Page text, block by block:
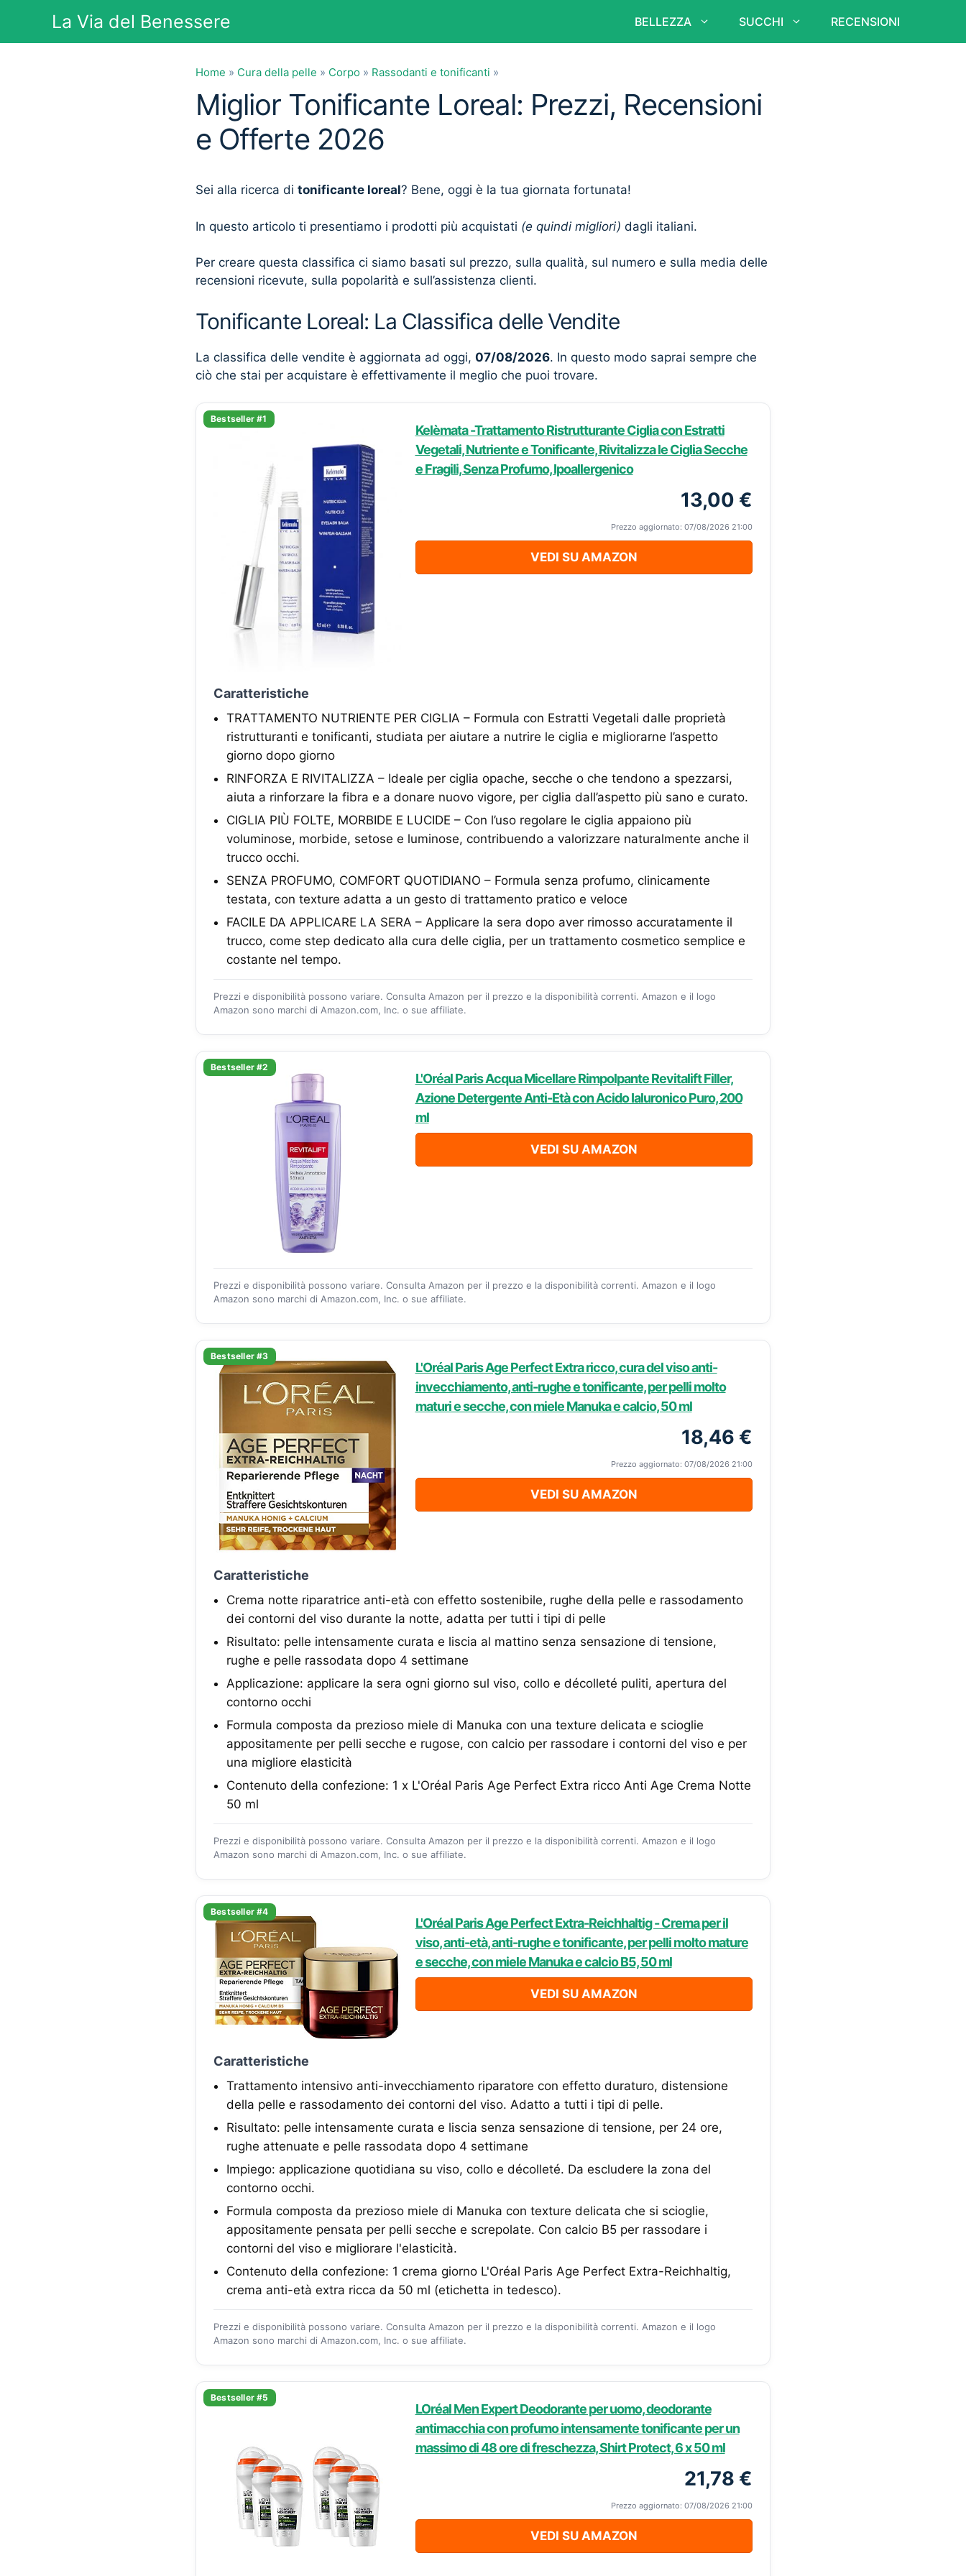
contenuto
La Via del Benessere BELLEZZA SUCCHI RECENSIONI
Home » Cura della pelle » Corpo » Rassodanti e tonificanti »
Miglior Tonificante Loreal: Prezzi, Recensioni
e Offerte 2026
Sei alla ricerca di tonificante loreal? Bene, oggi è la tua giornata fortunata!
In questo articolo ti presentiamo i prodotti più acquistati (e quindi migliori) dagli italiani.
Per creare questa classifica ci siamo basati sul prezzo, sulla qualità, sul numero e sulla media delle
recensioni ricevute, sulla popolarità e sull’assistenza clienti.
Tonificante Loreal: La Classifica delle Vendite
La classifica delle vendite è aggiornata ad oggi, 07/08/2026. In questo modo saprai sempre che
ciò che stai per acquistare è effettivamente il meglio che puoi trovare.
Bestseller #1
Kelèmata -Trattamento Ristrutturante Ciglia con Estratti
Vegetali, Nutriente e Tonificante, Rivitalizza le Ciglia Secche
e Fragili, Senza Profumo, Ipoallergenico
13,00 €
Prezzo aggiornato: 07/08/2026 21:00
VEDI SU AMAZON
Caratteristiche
TRATTAMENTO NUTRIENTE PER CIGLIA – Formula con Estratti Vegetali dalle proprietà
ristrutturanti e tonificanti, studiata per aiutare a nutrire le ciglia e migliorarne l’aspetto
giorno dopo giorno
RINFORZA E RIVITALIZZA – Ideale per ciglia opache, secche o che tendono a spezzarsi,
aiuta a rinforzare la fibra e a donare nuovo vigore, per ciglia dall’aspetto più sano e curato.
CIGLIA PIÙ FOLTE, MORBIDE E LUCIDE – Con l’uso regolare le ciglia appaiono più
voluminose, morbide, setose e luminose, contribuendo a valorizzare naturalmente anche il
trucco occhi.
SENZA PROFUMO, COMFORT QUOTIDIANO – Formula senza profumo, clinicamente
testata, con texture adatta a un gesto di trattamento pratico e veloce
FACILE DA APPLICARE LA SERA – Applicare la sera dopo aver rimosso accuratamente il
trucco, come step dedicato alla cura delle ciglia, per un trattamento cosmetico semplice e
costante nel tempo.
Prezzi e disponibilità possono variare. Consulta Amazon per il prezzo e la disponibilità correnti. Amazon e il logo
Amazon sono marchi di Amazon.com, Inc. o sue affiliate.
Bestseller #2
L'Oréal Paris Acqua Micellare Rimpolpante Revitalift Filler,
Azione Detergente Anti-Età con Acido Ialuronico Puro, 200
ml
VEDI SU AMAZON
Prezzi e disponibilità possono variare. Consulta Amazon per il prezzo e la disponibilità correnti. Amazon e il logo
Amazon sono marchi di Amazon.com, Inc. o sue affiliate.
Bestseller #3
L'Oréal Paris Age Perfect Extra ricco, cura del viso anti-
invecchiamento, anti-rughe e tonificante, per pelli molto
maturi e secche, con miele Manuka e calcio, 50 ml
18,46 €
Prezzo aggiornato: 07/08/2026 21:00
VEDI SU AMAZON
Caratteristiche
Crema notte riparatrice anti-età con effetto sostenibile, rughe della pelle e rassodamento
dei contorni del viso durante la notte, adatta per tutti i tipi di pelle
Risultato: pelle intensamente curata e liscia al mattino senza sensazione di tensione,
rughe e pelle rassodata dopo 4 settimane
Applicazione: applicare la sera ogni giorno sul viso, collo e décolleté puliti, apertura del
contorno occhi
Formula composta da prezioso miele di Manuka con una texture delicata e scioglie
appositamente per pelli secche e rugose, con calcio per rassodare i contorni del viso e per
una migliore elasticità
Contenuto della confezione: 1 x L'Oréal Paris Age Perfect Extra ricco Anti Age Crema Notte
50 ml
Prezzi e disponibilità possono variare. Consulta Amazon per il prezzo e la disponibilità correnti. Amazon e il logo
Amazon sono marchi di Amazon.com, Inc. o sue affiliate.
Bestseller #4
L'Oréal Paris Age Perfect Extra-Reichhaltig - Crema per il
viso, anti-età, anti-rughe e tonificante, per pelli molto mature
e secche, con miele Manuka e calcio B5, 50 ml
VEDI SU AMAZON
Caratteristiche
Trattamento intensivo anti-invecchiamento riparatore con effetto duraturo, distensione
della pelle e rassodamento dei contorni del viso. Adatto a tutti i tipi di pelle.
Risultato: pelle intensamente curata e liscia senza sensazione di tensione, per 24 ore,
rughe attenuate e pelle rassodata dopo 4 settimane
Impiego: applicazione quotidiana su viso, collo e décolleté. Da escludere la zona del
contorno occhi.
Formula composta da prezioso miele di Manuka con texture delicata che si scioglie,
appositamente pensata per pelli secche e screpolate. Con calcio B5 per rassodare i
contorni del viso e migliorare l'elasticità.
Contenuto della confezione: 1 crema giorno L'Oréal Paris Age Perfect Extra-Reichhaltig,
crema anti-età extra ricca da 50 ml (etichetta in tedesco).
Prezzi e disponibilità possono variare. Consulta Amazon per il prezzo e la disponibilità correnti. Amazon e il logo
Amazon sono marchi di Amazon.com, Inc. o sue affiliate.
Bestseller #5
LOréal Men Expert Deodorante per uomo, deodorante
antimacchia con profumo intensamente tonificante per un
massimo di 48 ore di freschezza, Shirt Protect, 6 x 50 ml
21,78 €
Prezzo aggiornato: 07/08/2026 21:00
VEDI SU AMAZON